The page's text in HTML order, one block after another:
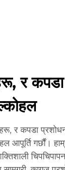
र
र कपडा
आपूर्ति गर्छौं।